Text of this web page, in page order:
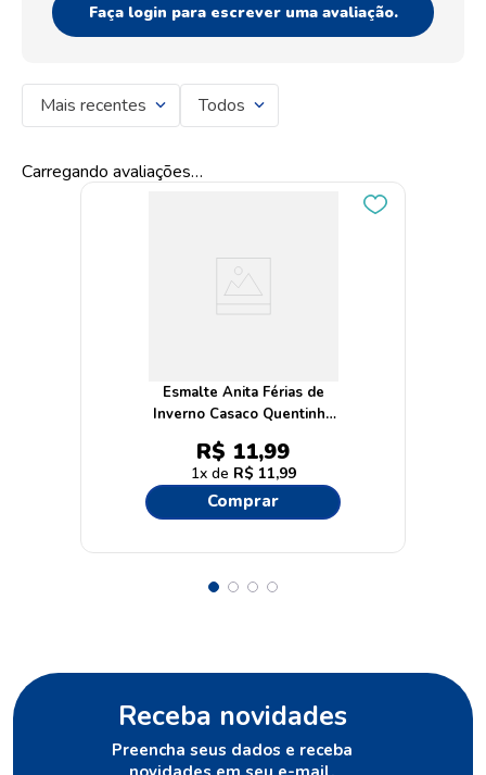
Faça login para escrever uma avaliação.
Mais recentes Todos
Carregando avaliações…
Esmalte Anita Férias de
Inverno Casaco Quentinho
R$ 11,99
1 R$ 11,99
Comprar
Receba novidades
Preencha seus dados e receba